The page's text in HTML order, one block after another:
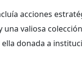
acciones
una valiosa
donada a